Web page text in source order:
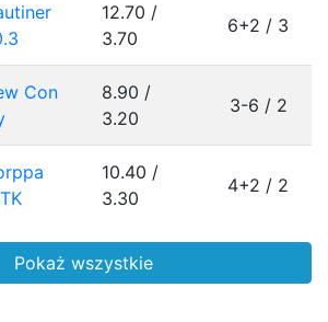
12.70 /
3.70
6+2 / 3
Con
8.90 /
3.20
3-6 / 2
10.40 /
3.30
4+2 / 2
Pokaż wszystkie